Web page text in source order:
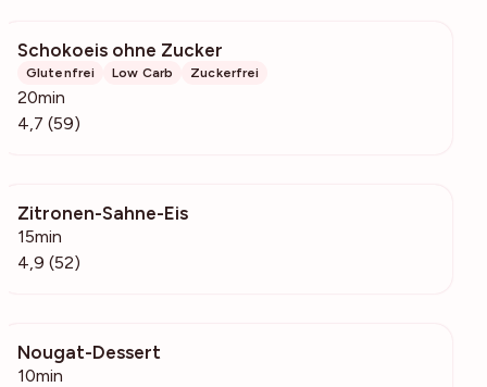
Schokoeis ohne Zucker
Glutenfrei Low Carb Zuckerfrei
20min
4,7 (59)
Zitronen-Sahne-Eis
15min
4,9 (52)
Nougat-Dessert
10min